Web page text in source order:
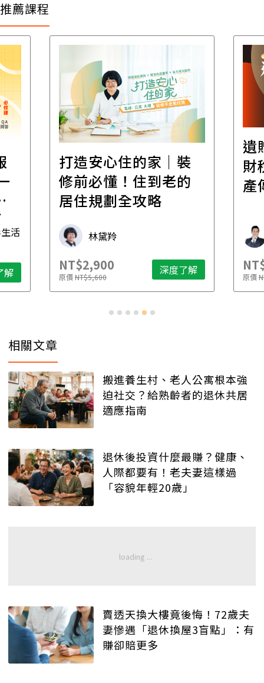
推薦課程
活
解
打造安心住的家｜裝
修前必懂！住到老的
居住規劃全攻略
林黛羚
NT$2,900
原價NT$5,600 深度了解
遺
財
產
原價
相關文章
搬進養生村、老人公寓根本強
迫社交？給熟齡者的退休共居
適應指南
退休後投資什麼最賺？健康、
人際都要有！老夫妻這樣過
「容貌年輕20歲」
賣透天換大樓竟後悔！72歲夫
妻慘遇「退休換屋3盲點」：有
賺卻賠更多